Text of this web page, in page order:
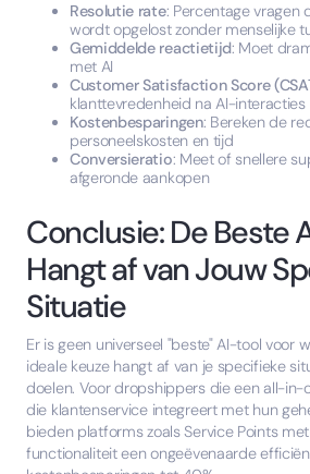
Resolutie rate: Percentage vragen
wordt opgelost zonder menselijke
Gemiddelde reactietijd: Moet
met AI
Customer Satisfaction Score
klanttevredenheid na AI-interacties
Kostenbesparingen: Bereken de
personeelskosten en tijd
Conversieratio: Meet of snellere
afgeronde aankopen
Conclusie: De Beste
Hangt af van Jouw
Situatie
Er is geen universeel "beste" AI-tool voor
ideale keuze hangt af van je specifieke
doelen. Voor dropshippers die een all-in-
die klantenservice integreert met hun
bieden platforms zoals Service Points
functionaliteit een ongeëvenaarde